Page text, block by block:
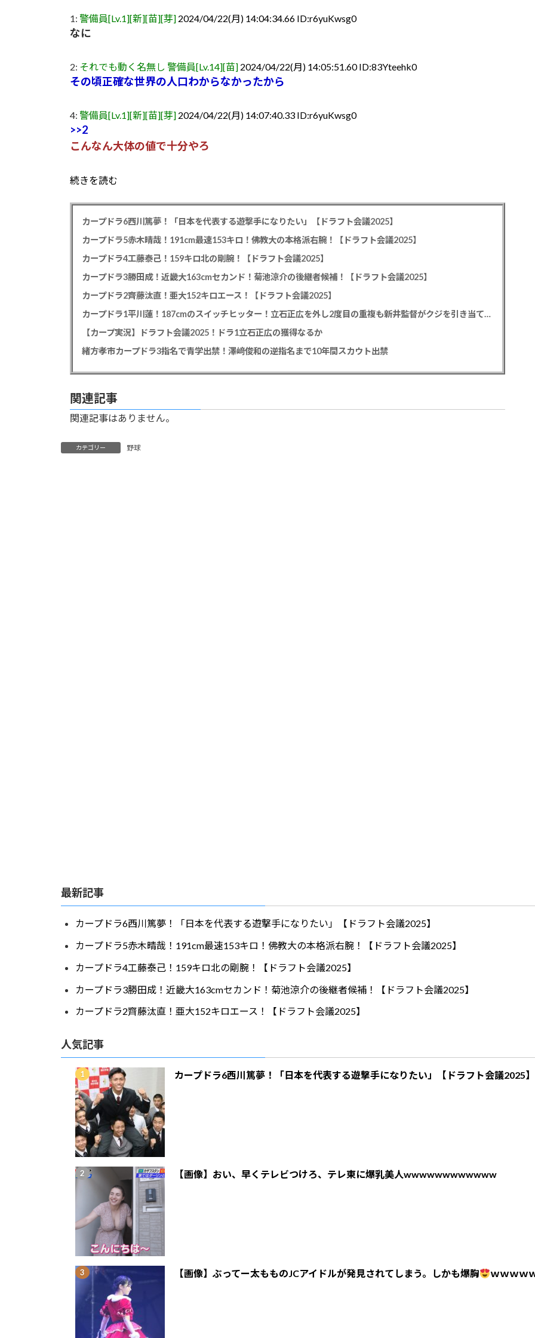
1: 警備員[Lv.1][新][苗][芽] 2024/04/22(月) 14:04:34.66 ID:r6yuKwsg0
なに
2: それでも動く名無し 警備員[Lv.14][苗] 2024/04/22(月) 14:05:51.60 ID:83Yteehk0
その頃正確な世界の人口わからなかったから
4: 警備員[Lv.1][新][苗][芽] 2024/04/22(月) 14:07:40.33 ID:r6yuKwsg0
>>2
こんなん大体の値で十分やろ
続きを読む
カープドラ6西川篤夢！「日本を代表する遊撃手になりたい」【ドラフト会議2025】
カープドラ5赤木晴哉！191cm最速153キロ！佛教大の本格派右腕！【ドラフト会議2025】
カープドラ4工藤泰己！159キロ北の剛腕！【ドラフト会議2025】
カープドラ3勝田成！近畿大163cmセカンド！菊池涼介の後継者候補！【ドラフト会議2025】
カープドラ2齊藤汰直！亜大152キロエース！【ドラフト会議2025】
カープドラ1平川蓮！187cmのスイッチヒッター！立石正広を外し2度目の重複も新井監督がクジを引き当てる！【ドラフト会議2025】
【カープ実況】ドラフト会議2025！ドラ1立石正広の獲得なるか
緒方孝市カープドラ3指名で青学出禁！澤﨑俊和の逆指名まで10年間スカウト出禁
関連記事
関連記事はありません。
カテゴリー 野球
最新記事
カープドラ6西川篤夢！「日本を代表する遊撃手になりたい」【ドラフト会議2025】
カープドラ5赤木晴哉！191cm最速153キロ！佛教大の本格派右腕！【ドラフト会議2025】
カープドラ4工藤泰己！159キロ北の剛腕！【ドラフト会議2025】
カープドラ3勝田成！近畿大163cmセカンド！菊池涼介の後継者候補！【ドラフト会議2025】
カープドラ2齊藤汰直！亜大152キロエース！【ドラフト会議2025】
人気記事
カープドラ6西川篤夢！「日本を代表する遊撃手になりたい」【ドラフト会議2025】
【画像】おい、早くテレビつけろ、テレ東に爆乳美人wwwwwwwwwwww
【画像】ぶってー太もものJCアイドルが発見されてしまう。しかも爆胸 ｗｗｗｗ